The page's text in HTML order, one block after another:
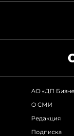
АО «ДП
О СМИ
Редакция
Подписка